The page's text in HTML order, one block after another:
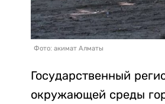
Фото: акимат Алматы
Государственный
окружающей среды